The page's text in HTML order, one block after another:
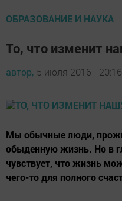
ОБРАЗОВАНИЕ И НАУКА
То, что изменит
автор, 5 июля 2016 - 20:16
Мы обычные люди,
обыденную жизнь. Но в
чувствует, что жизнь
чего-то для полного